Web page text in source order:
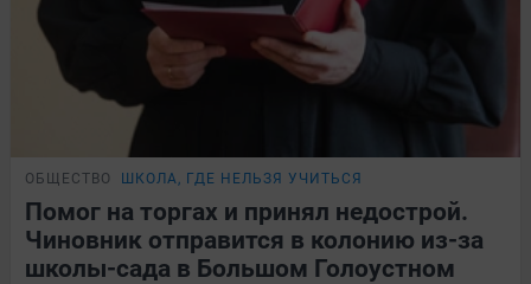
ОБЩЕСТВО ШКОЛА, ГДЕ НЕЛЬЗЯ УЧИТЬСЯ
Помог на торгах и принял недострой.
Чиновник отправится в колонию из-за
школы-сада в Большом Голоустном